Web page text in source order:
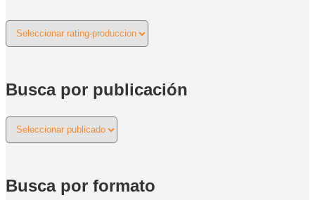
Busca por publicación
Busca por formato